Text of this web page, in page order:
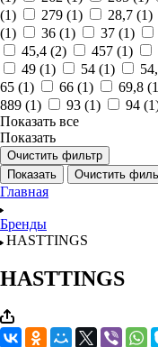
(1) 279 (1) 28,7 (1)
(1) 36 (1) 37 (1)
45,4 (2) 457 (1)
49 (1) 54 (1)
65 (1) 66 (1) 69,8 (1
889 (1) 93 (1) 94 (1
Показать все
Показать
Очистить фильтр
Показать
Очистить
Главная
Бренды
HASTTINGS
HASTTINGS